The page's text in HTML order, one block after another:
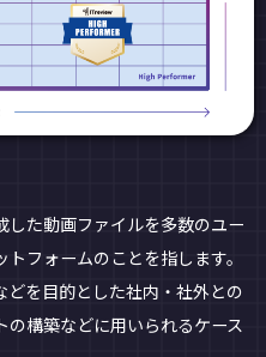
した動画ファイルを多数のユー
フォームのことを指します。
を目的とした社内・社外との
の構築などに用いられるケース